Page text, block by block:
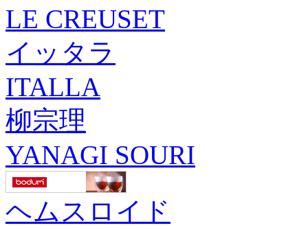
LE CREUSET
イッタラ
ITALLA
柳宗理
YANAGI SOURI
ヘムスロイド